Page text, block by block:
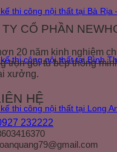
thi công nội thất tại Bà Rịa
thi công nội thất tại Bình
thi công nội thất tại Long
CỔ PHẦN
20 năm kinh nghiệm
trọn gói tủ bếp thông
xưởng.
HỆ
232222